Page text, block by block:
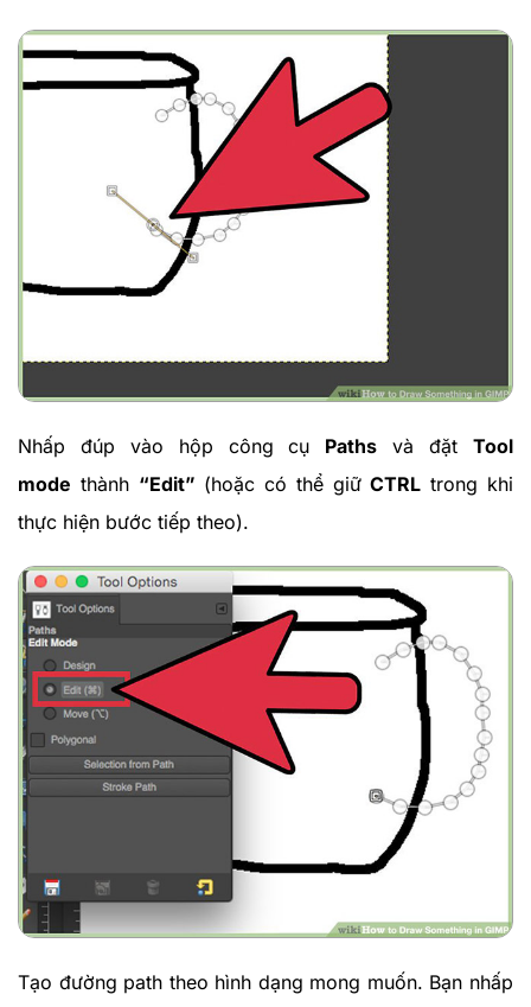
Nhấp đúp vào hộp công cụ Paths và đặtTool
mode thành “Edit” (hoặc có thể giữCTRL trong khi
thực hiện bước tiếp theo).
Tạo đường path theo hình dạng mong muốn. Bạn nhấp